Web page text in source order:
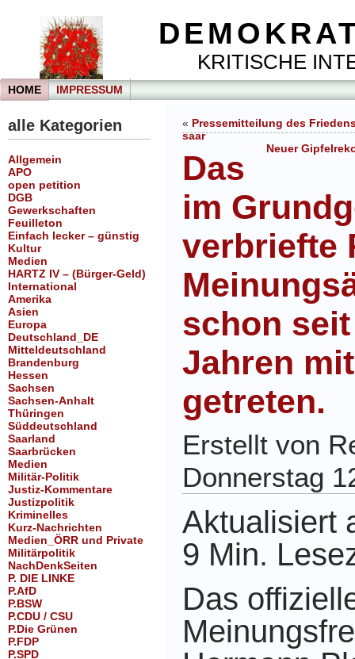
KRITISCHE
HOME IMPRESSUM
alle Kategorien
Allgemein
APO
open petition
DGB
Gewerkschaften
Feuilleton
Einfach lecker – günstig
Kultur
Medien
HARTZ IV – (Bürger-Geld)
International
Amerika
Asien
Europa
Deutschland_DE
Mitteldeutschland
Brandenburg
Hessen
Sachsen
Sachsen-Anhalt
Thüringen
Süddeutschland
Saarland
Saarbrücken
Medien
Militär-Politik
Justiz-Kommentare
Justizpolitik
Kriminelles
Kurz-Nachrichten
Medien_ÖRR und Private
Militärpolitik
NachDenkSeiten
P. DIE LINKE
P.AfD
P.BSW
P.CDU / CSU
P.Die Grünen
P.FDP
P.SPD
« Pressemitteilung des
saar
Neuer
Das
im
verbriefte
schon
Jahren
getreten.
Erstellt von
Donnerstag
Aktualisiert
9 Min.
Das